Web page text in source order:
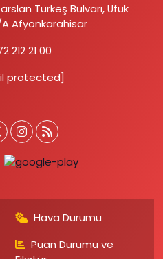
Türkeş Bulvarı, Ufuk
Afyonkarahisar
212 21 00
protected]
Hava Durumu
Puan Durumu ve